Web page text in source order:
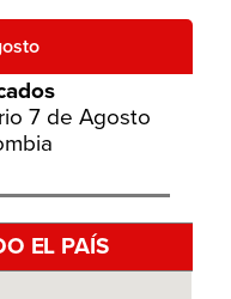
7 de Agosto
EL PAÍS